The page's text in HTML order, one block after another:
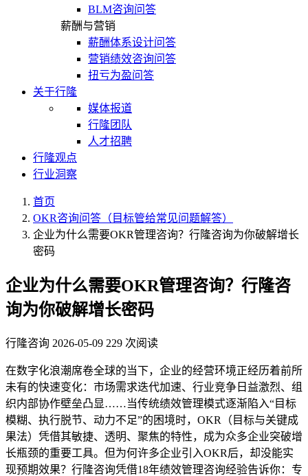
BLM咨询问答
薪酬与营销
薪酬体系设计问答
营销绩效咨询问答
扭亏为盈问答
关于行隆
媒体报道
行隆团队
人才招聘
行隆观点
行业洞察
首页
OKR咨询问答（目标管给常见问题解答）
企业为什么需要OKR管理咨询？行隆咨询为你破解增长
密码
企业为什么需要OKR管理咨询？行隆咨
询为你破解增长密码
行隆咨询 2026-05-09 229 次阅读
在数字化浪潮席卷全球的当下，企业的经营环境正经历着前所
未有的快速变化：市场需求迭代加速、行业竞争日益激烈、组
织内部协作壁垒凸显……当传统绩效管理模式逐渐陷入“目标
模糊、执行脱节、动力不足”的困境时，OKR（目标与关键成
果法）凭借其敏捷、透明、聚焦的特性，成为众多企业突破增
长瓶颈的重要工具。但为何许多企业引入OKR后，却没能实
现预期效果？行隆咨询凭借18年绩效管理咨询经验告诉你：专